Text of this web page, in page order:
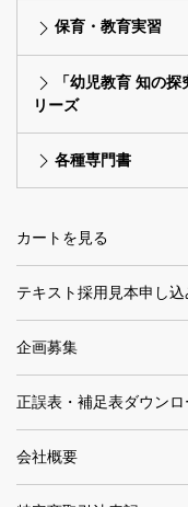
保育・教育実習
「幼児教育 知の探
リーズ
各種専門書
カートを見る
テキスト採用見本申し込
企画募集
正誤表・補足表ダウンロ
会社概要